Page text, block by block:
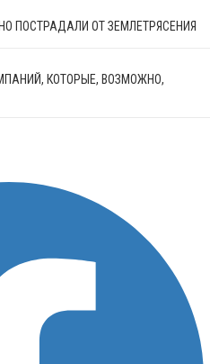
ПОСТРАДАЛИ ОТ ЗЕМЛЕТРЯСЕНИЯ
КОТОРЫЕ, ВОЗМОЖНО,